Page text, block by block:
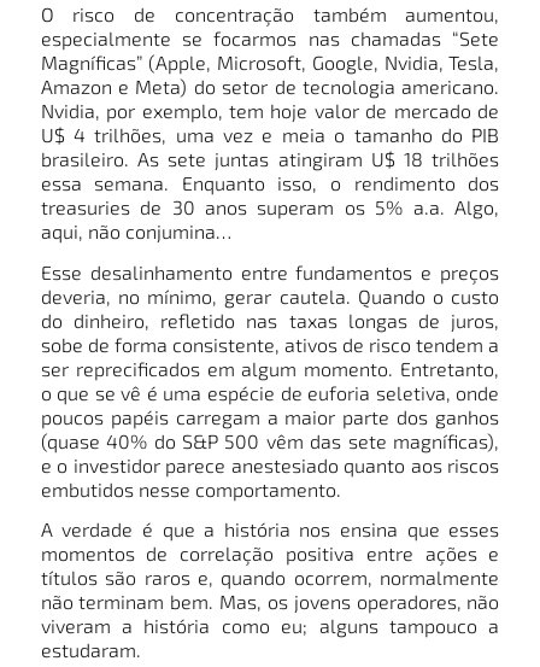
O risco de concentração também aumentou,
especialmente se focarmos nas chamadas “Sete
Magníficas” (Apple, Microsoft, Google, Nvidia, Tesla,
Amazon e Meta) do setor de tecnologia americano.
Nvidia, por exemplo, tem hoje valor de mercado de
U$ 4 trilhões, uma vez e meia o tamanho do PIB
brasileiro. As sete juntas atingiram U$ 18 trilhões
essa semana. Enquanto isso, o rendimento dos
treasuries de 30 anos superam os 5% a.a. Algo,
aqui, não conjumina…
Esse desalinhamento entre fundamentos e preços
deveria, no mínimo, gerar cautela. Quando o custo
do dinheiro, refletido nas taxas longas de juros,
sobe de forma consistente, ativos de risco tendem a
ser reprecificados em algum momento. Entretanto,
o que se vê é uma espécie de euforia seletiva, onde
poucos papéis carregam a maior parte dos ganhos
(quase 40% do S&P 500 vêm das sete magníficas),
e o investidor parece anestesiado quanto aos riscos
embutidos nesse comportamento.
A verdade é que a história nos ensina que esses
momentos de correlação positiva entre ações e
títulos são raros e, quando ocorrem, normalmente
não terminam bem. Mas, os jovens operadores, não
viveram a história como eu; alguns tampouco a
estudaram.